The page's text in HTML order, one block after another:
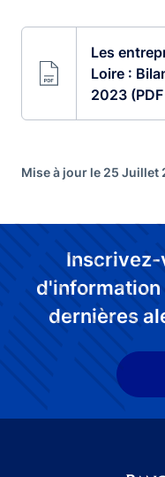
Les
Loire :
2023
Mise à jour le 25 Juillet
Inscrivez-
d'information
dernières